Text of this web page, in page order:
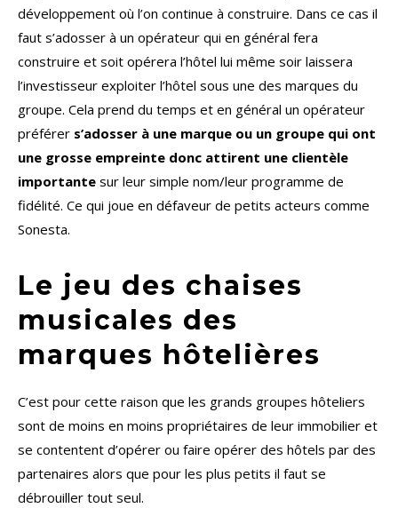
développement où l’on continue à construire. Dans ce cas il
faut s’adosser à un opérateur qui en général fera
construire et soit opérera l’hôtel lui même soir laissera
l’investisseur exploiter l’hôtel sous une des marques du
groupe. Cela prend du temps et en général un opérateur
préférer s’adosser à une marque ou un groupe qui ont
une grosse empreinte donc attirent une clientèle
importante sur leur simple nom/leur programme de
fidélité. Ce qui joue en défaveur de petits acteurs comme
Sonesta.
Le jeu des chaises
musicales des
marques hôtelières
C’est pour cette raison que les grands groupes hôteliers
sont de moins en moins propriétaires de leur immobilier et
se contentent d’opérer ou faire opérer des hôtels par des
partenaires alors que pour les plus petits il faut se
débrouiller tout seul.